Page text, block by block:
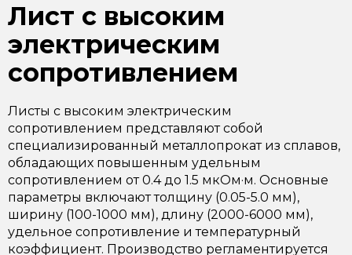
Лист с высоким
электрическим
сопротивлением
Листы с высоким электрическим
сопротивлением представляют собой
специализированный металлопрокат из сплавов,
обладающих повышенным удельным
сопротивлением от 0.4 до 1.5 мкОм·м. Основные
параметры включают толщину (0.05-5.0 мм),
ширину (100-1000 мм), длину (2000-6000 мм),
удельное сопротивление и температурный
коэффициент. Производство регламентируется